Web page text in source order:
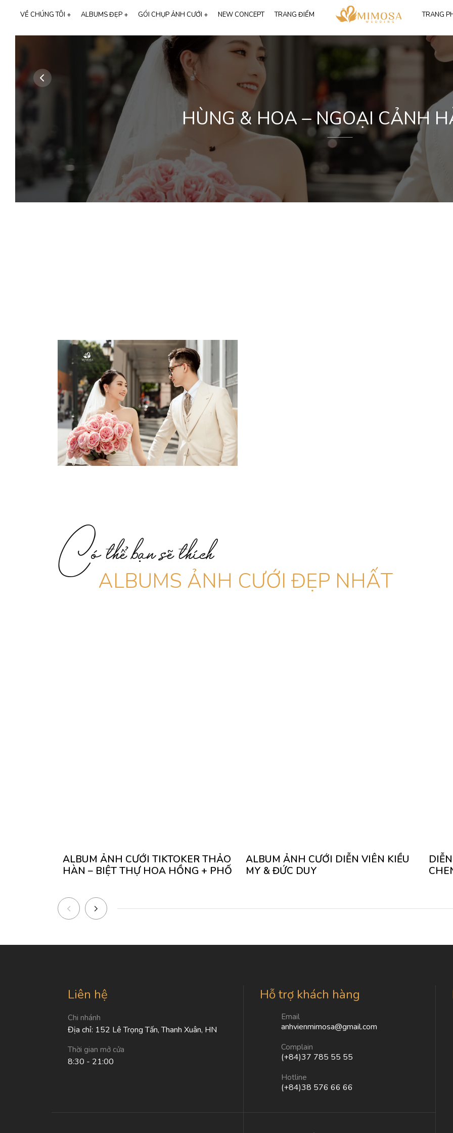
VỀ CHÚNG TÔI +
SỰ KIỆN LỚN
ALBUMS ĐẸP +
Ngoại cảnh 43
Studio
GÓI CHỤP ẢNH CƯỚI +
CHỤP ẢNH GIA ĐÌNH
NEW CONCEPT TRANG ĐIỂM
TRANG
91
Váy đuôi cá
HÙNG & HOA – NGOẠI CẢNH
Có thể bạn sẽ thích
ALBUMS ẢNH CƯỚI ĐẸP NHẤT
ALBUM ẢNH CƯỚI TIKTOKER THẢO
HÀN – BIỆT THỰ HOA HỒNG + PHỐ
ALBUM ẢNH CƯỚI DIỄN VIÊN KIỀU
MY & ĐỨC DUY
Liên hệ
Chi nhánh
Địa chỉ: 152 Lê Trọng Tấn, Thanh Xuân, HN
Thời gian mở cửa
8:30 - 21:00
Hỗ trợ khách hàng
Email
anhvienmimosa@gmail.com
Complain
(+84)37 785 55 55
Hotline
(+84)38 576 66 66